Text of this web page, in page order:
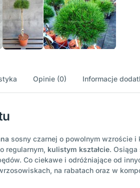
Opinie (0) Informacje
sosny czarnej o powolnym wzroście
regularnym, kulistym kształcie. Osiąga
Co ciekawe i odróżniające od
na rabatach oraz w